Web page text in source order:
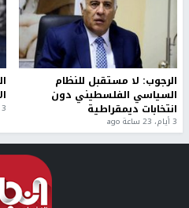
الرجوب: لا مستقبل للنظام
السياسي الفلسطيني دون
انتخابات ديمقراطية
3 أيام، 23 ساعة ago
3 أسابيع، 1 يوم ago